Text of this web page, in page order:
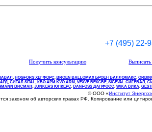
+7 (495) 22-
Получить консультацию
, НOGFORS ХЕГФОРС, BROEN BALLOMAX БРОЕН БАЛЛОМАКС,
, СИТАЛ SITAL, КВО АРМ KVO ARM, VEXVE ВЕКСВЕ, SIGEVAL СИГЕВАЛ ,
ВИСМАН , JUNKERS ЮНКЕРС. DANFOSS ДАНФОСС, WIKA ВИКА,
© ООО «Институт
законом об авторских правах РФ. Копирование или